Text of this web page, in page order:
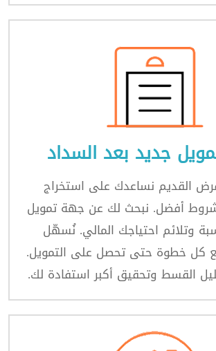
جديد بعد السداد
القديم نساعدك على استخراج
أفضل. نبحث لك عن جهة تمويل
وتلائم احتياجك المالي. نُسهّل
كل خطوة حتى تحصل على التمويل.
القسط وتحقيق أكبر استفادة لك.